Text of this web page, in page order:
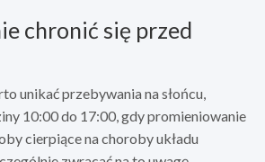
chronić się przed
unikać przebywania na słońcu,
10:00 do 17:00, gdy promieniowanie
cierpiące na choroby układu